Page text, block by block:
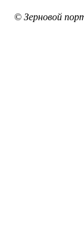
© Зерновой